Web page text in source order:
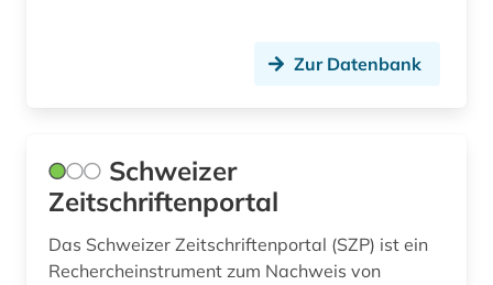
elektronische zeitschrift (3)
elektronisches buch (2)
Schweiz (8)
Zur Datenbank
Schweizer
Zeitschriftenportal
Das Schweizer Zeitschriftenportal (SZP) ist ein
Rechercheinstrument zum Nachweis von